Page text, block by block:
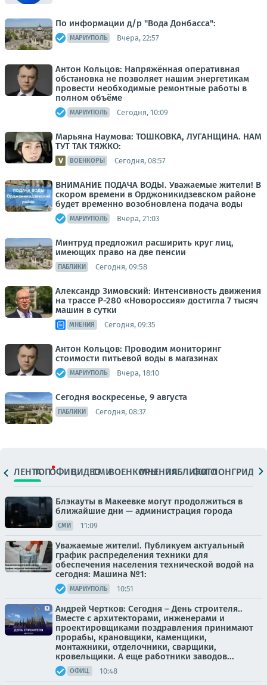
По информации д/р "Вода Донбасса":
МАРИУПОЛЬ Вчера, 22:57
Антон Кольцов: Напряжённая оперативная
обстановка не позволяет нашим энергетикам
провести необходимые ремонтные работы в
полном объёме
МАРИУПОЛЬ Сегодня, 10:09
Марьяна Наумова: ТОШКОВКА, ЛУГАНЩИНА. НАМ
ТУТ ТАК ТЯЖКО:
ВОЕНКОРЫ Сегодня, 08:57
ВНИМАНИЕ ПОДАЧА ВОДЫ. Уважаемые жители! В
скором времени в Орджоникидзевском районе
будет временно возобновлена подача воды
МАРИУПОЛЬ Вчера, 21:03
Минтруд предложил расширить круг лиц,
имеющих право на две пенсии
ПАБЛИКИ Сегодня, 09:58
Александр Зимовский: Интенсивность движения
на трассе Р-280 «Новороссия» достигла 7 тысяч
машин в сутки
МНЕНИЯ Сегодня, 09:35
Антон Кольцов: Проводим мониторинг
стоимости питьевой воды в магазинах
МАРИУПОЛЬ Вчера, 18:10
Сегодня воскресенье, 9 августа
ПАБЛИКИ Сегодня, 08:37
ЛЕНТАТОПОФИЦ.ВИДЕОСМИВОЕНКОРЫМНЕНИЯПАБЛИКИ
ФОТОЛОНГРИДЫ
Блэкауты в Макеевке могут продолжиться в
ближайшие дни — администрация города
СМИ 11:09
Уважаемые жители!. Публикуем актуальный
график распределения техники для
обеспечения населения технической водой на
сегодня: Машина №1:
МАРИУПОЛЬ 10:51
Андрей Чертков: Сегодня – День строителя..
Вместе с архитекторами, инженерами и
проектировщиками поздравления принимают
прорабы, крановщики, каменщики,
монтажники, отделочники, сварщики,
кровельщики. А еще работники заводов...
ОФИЦ. 10:48